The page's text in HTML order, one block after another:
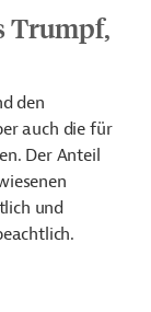
Trumpf,
den
auch die für
Der Anteil
und